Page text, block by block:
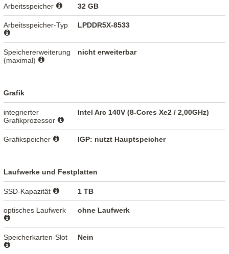
Arbeitsspeicher 32 GB
Arbeitsspeicher-Typ LPDDR5X-8533
Speichererweiterung
(maximal)
nicht erweiterbar
Grafik
integrierter
Grafikprozessor
Intel Arc 140V (8-Cores Xe2 / 2,00GHz)
Grafikspeicher IGP: nutzt Hauptspeicher
Laufwerke und Festplatten
SSD-Kapazität 1 TB
optisches Laufwerk ohne Laufwerk
Speicherkarten-Slot Nein